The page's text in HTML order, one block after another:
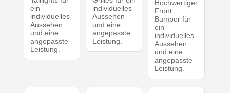
ein
individuelles
Aussehen
und eine
angepasste
Leistung.
individuelles
Aussehen
und eine
angepasste
Leistung.
Hochwertiger
Front
Bumper für
ein
individuelles
Aussehen
und eine
angepasste
Leistung.